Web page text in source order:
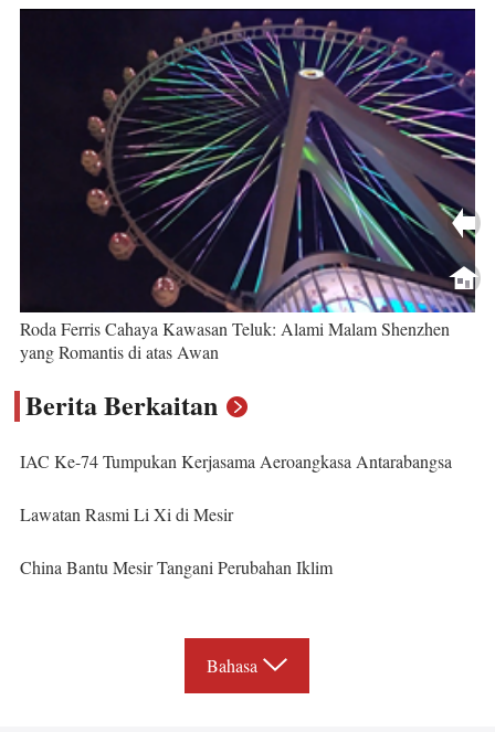
Roda Ferris Cahaya Kawasan Teluk: Alami Malam Shenzhen
yang Romantis di atas Awan
Berita Berkaitan
IAC Ke-74 Tumpukan Kerjasama Aeroangkasa Antarabangsa
Lawatan Rasmi Li Xi di Mesir
China Bantu Mesir Tangani Perubahan Iklim
Bahasa